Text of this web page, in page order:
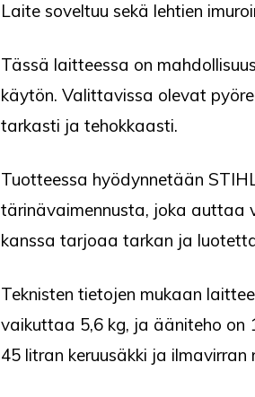
Laite soveltuu sekä lehtien
Tässä laitteessa on
käytön. Valittavissa olevat
tarkasti ja tehokkaasti.
Tuotteessa hyödynnetään
tärinävaimennusta, joka auttaa
kanssa tarjoaa tarkan ja
Teknisten tietojen mukaan
vaikuttaa 5,6 kg, ja ääniteho on
45 litran keruusäkki ja